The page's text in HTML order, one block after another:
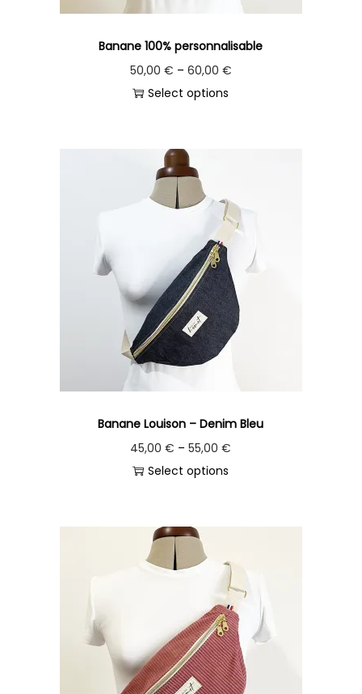
Banane 100% personnalisable
50,00 € – 60,00 €
Select options
Banane Louison – Denim Bleu
45,00€ –55,00€
Select options